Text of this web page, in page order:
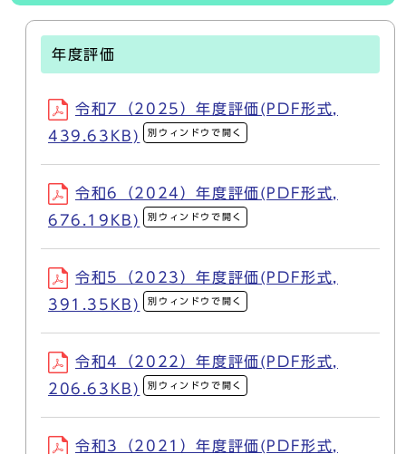
年度評価
令和7（2025）年度評価(PDF形式,
439.63KB)
別ウィンドウで開く
令和6（2024）年度評価(PDF形式,
676.19KB)
別ウィンドウで開く
令和5（2023）年度評価(PDF形式,
391.35KB)
別ウィンドウで開く
令和4（2022）年度評価(PDF形式,
206.63KB)
別ウィンドウで開く
令和3（2021）年度評価(PDF形式,